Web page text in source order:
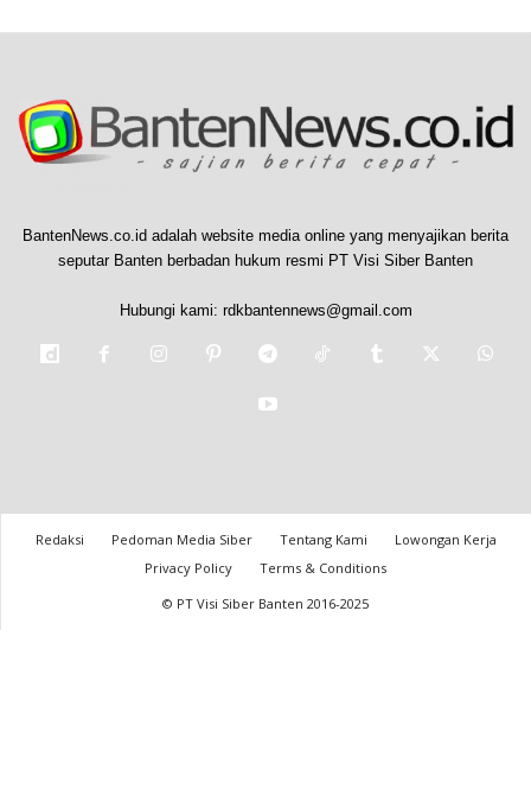
BantenNews.co.id adalah website media online yang menyajikan berita
seputar Banten berbadan hukum resmi PT Visi Siber Banten
Hubungi kami: rdkbantennews@gmail.com
Redaksi Pedoman Media Siber Tentang Kami
Lowongan Kerja
Privacy Policy
Terms & Conditions
© PT Visi Siber Banten 2016-2025